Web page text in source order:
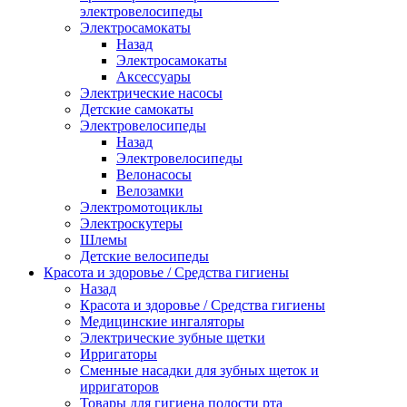
электровелосипеды
Электросамокаты
Назад
Электросамокаты
Аксессуары
Электрические насосы
Детские самокаты
Электровелосипеды
Назад
Электровелосипеды
Велонасосы
Велозамки
Электромотоциклы
Электроскутеры
Шлемы
Детские велосипеды
Красота и здоровье / Средства гигиены
Назад
Красота и здоровье / Средства гигиены
Медицинские ингаляторы
Электрические зубные щетки
Ирригаторы
Сменные насадки для зубных щеток и
ирригаторов
Товары для гигиена полости рта